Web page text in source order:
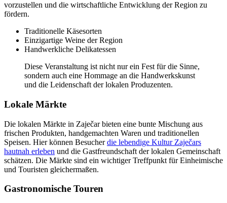
vorzustellen und die wirtschaftliche Entwicklung der Region zu
fördern.
Traditionelle Käsesorten
Einzigartige Weine der Region
Handwerkliche Delikatessen
Diese Veranstaltung ist nicht nur ein Fest für die Sinne,
sondern auch eine Hommage an die Handwerkskunst
und die Leidenschaft der lokalen Produzenten.
Lokale Märkte
Die lokalen Märkte in Zaječar bieten eine bunte Mischung aus
frischen Produkten, handgemachten Waren und traditionellen
Speisen. Hier können Besucherdie lebendige Kultur Zaječars
hautnah erleben und die Gastfreundschaft der lokalen Gemeinschaft
schätzen. Die Märkte sind ein wichtiger Treffpunkt für Einheimische
und Touristen gleichermaßen.
Gastronomische Touren